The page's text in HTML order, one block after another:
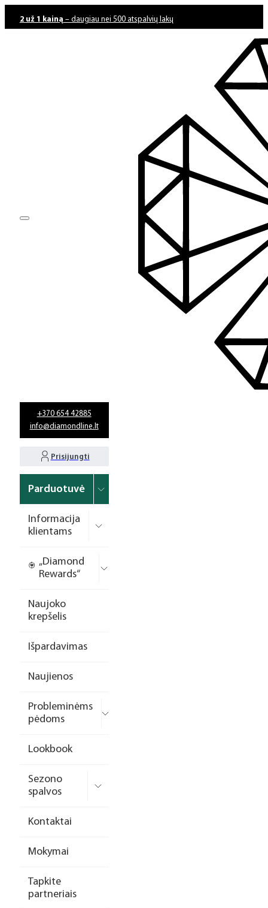
2 už 1 kainą – daugiau nei 500 atspalvių lakų
+370 654 42885
info@diamondline.lt
Prisijungti
Parduotuvė
Informacija
klientams
„Diamond
Rewards“
Naujoko
krepšelis
Išpardavimas
Naujienos
Probleminėms
pėdoms
Lookbook
Sezono
spalvos
Kontaktai
Mokymai
Tapkite
partneriais